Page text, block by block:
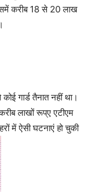
करीब 18 से 20 लाख
गार्ड तैनात नहीं था।
लाखों रूप्ए एटीएम
में ऐसी घटनाएं हो चुकी